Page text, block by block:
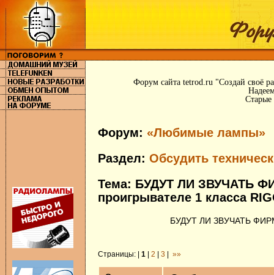
Форум сайта tetrod.ru "Создай своё
Старые
Форум: «Любимые лампы»
Раздел: Обсудить
Тема: БУДУТ ЛИ ЗВУЧАТЬ
проигрывателе 1 класса
БУДУТ ЛИ ЗВУЧАТЬ
Страницы: | 1 2 3 »»